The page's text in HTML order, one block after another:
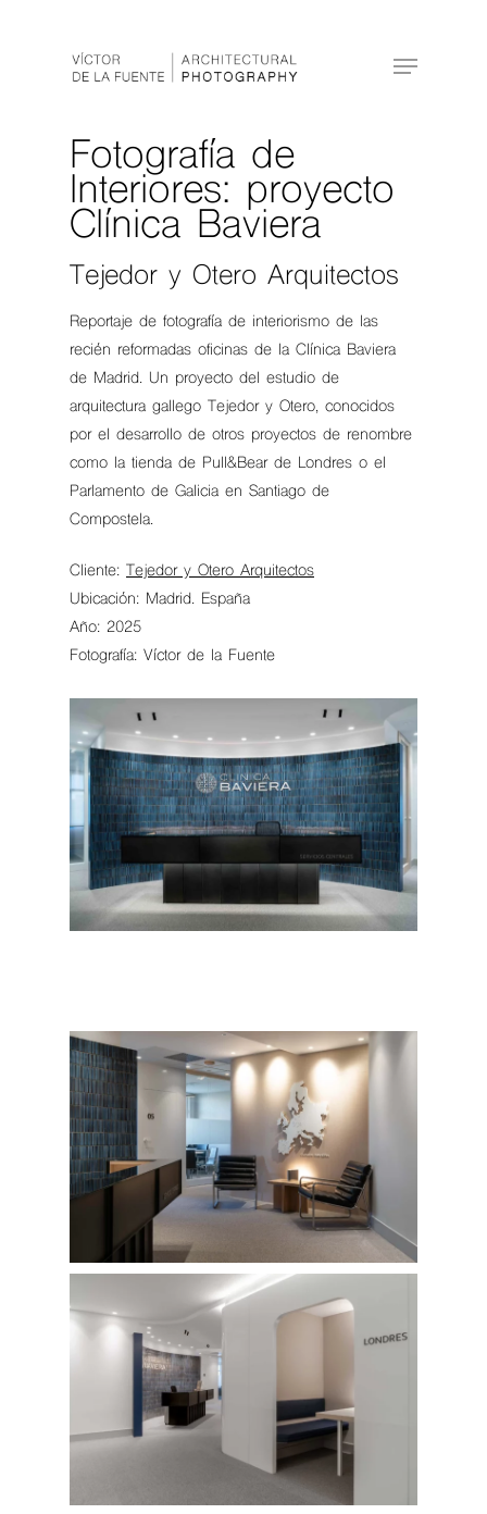
Hit enter to search or ESC to close
Fotografía de
Interiores: proyecto
Clínica Baviera
Tejedor y Otero Arquitectos
Reportaje de fotografía de interiorismo de las
recién reformadas oficinas de la Clínica Baviera
de Madrid. Un proyecto del estudio de
arquitectura gallego Tejedor y Otero, conocidos
por el desarrollo de otros proyectos de renombre
como la tienda de Pull&Bear de Londres o el
Parlamento de Galicia en Santiago de
Compostela.
Cliente: Tejedor y Otero Arquitectos
Ubicación: Madrid. España
Año: 2025
Fotografía: Víctor de la Fuente